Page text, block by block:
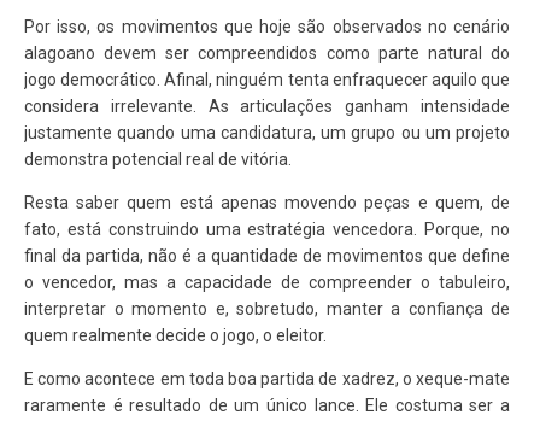
Por isso, os movimentos que hoje são observados no cenário
alagoano devem ser compreendidos como parte natural do
jogo democrático. Afinal, ninguém tenta enfraquecer aquilo que
considera irrelevante. As articulações ganham intensidade
justamente quando uma candidatura, um grupo ou um projeto
demonstra potencial real de vitória.
Resta saber quem está apenas movendo peças e quem, de
fato, está construindo uma estratégia vencedora. Porque, no
final da partida, não é a quantidade de movimentos que define
o vencedor, mas a capacidade de compreender o tabuleiro,
interpretar o momento e, sobretudo, manter a confiança de
quem realmente decide o jogo, o eleitor.
E como acontece em toda boa partida de xadrez, o xeque-mate
raramente é resultado de um único lance. Ele costuma ser a